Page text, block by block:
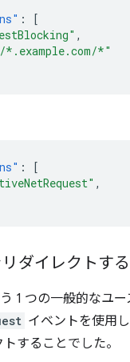
:
[
,
*"
:
[
,
ダイレクトする
1 つの一般的なユー
イベントを使用
することでした。